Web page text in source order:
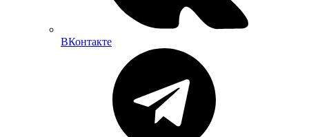
ВКонтакте